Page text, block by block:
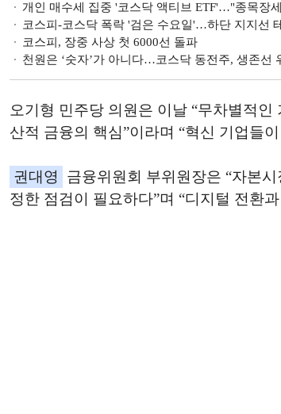
개인 매수세 집중 '코스닥 액티브 ETF'…"종목장
코스피-코스닥 폭락 '검은 수요일'…하단 지지선
코스피, 장중 사상 첫 6000선 돌파
천원은 ‘숫자’가 아니다…코스닥 동전주, 생존선
오기형 민주당 의원은 이날 “무차별적
산적 금융의 핵심”이라며 “혁신 기업들
권대영
금융위원회 부위원장은 “자본
정한 점검이 필요하다”며 “디지털 전환